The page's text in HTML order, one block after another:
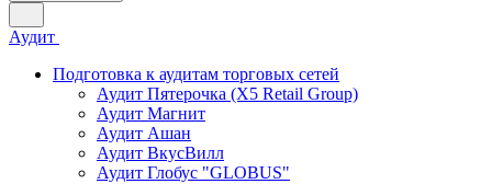
Аудит
Подготовка к аудитам торговых сетей
Аудит Пятерочка (X5 Retail Group)
Аудит Магнит
Аудит Ашан
Аудит ВкусВилл
Аудит Глобус "GLOBUS"